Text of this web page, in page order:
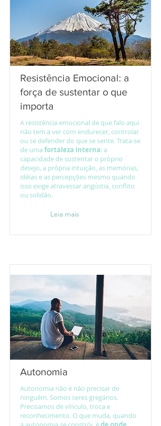
Resistência Emocional: a
força de sustentar o que
importa
A resistência emocional de que falo aqui
não tem a ver com endurecer, controlar
ou se defender do que se sente. Trata-se
de uma fortaleza interna: a
capacidade de sustentar o próprio
desejo, a própria intuição, as memórias,
idéias e as percepções mesmo quando
isso exige atravessar angústia, conflito
ou solidão.
Leia mais
Autonomia
Autonomia não é não precisar de
ninguém. Somos seres gregários.
Precisamos de vínculo, troca e
reconhecimento. O que muda, quando